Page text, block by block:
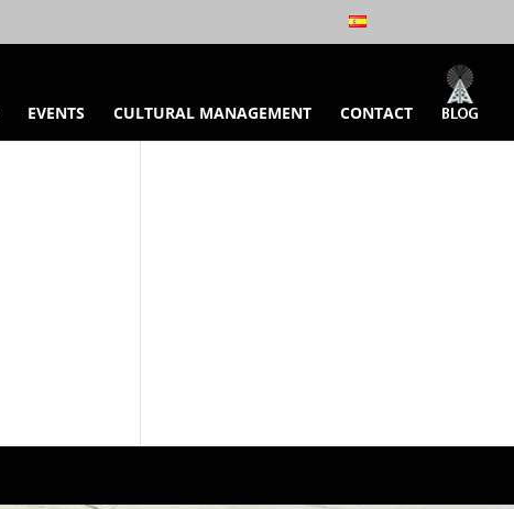
EVENTS CULTURAL MANAGEMENT CONTACT